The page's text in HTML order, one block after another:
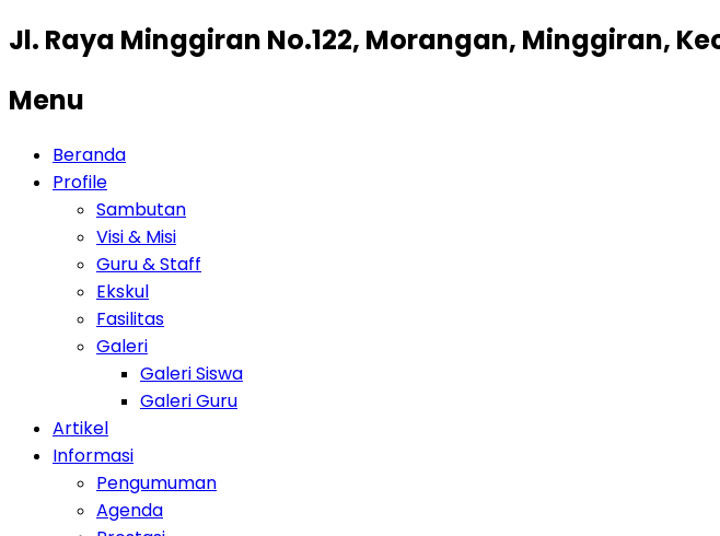
Jl. Raya Minggiran No.122, Morangan, Minggiran,
Menu
Beranda
Profile
Sambutan
Visi & Misi
Guru & Staff
Ekskul
Fasilitas
Galeri
Galeri Siswa
Galeri Guru
Artikel
Informasi
Pengumuman
Agenda